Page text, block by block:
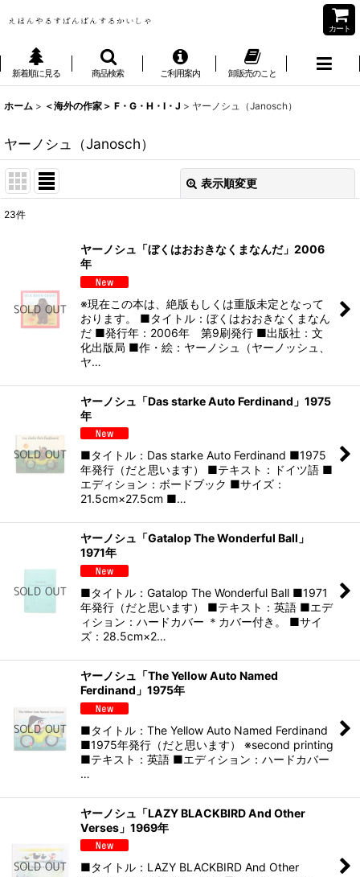
カート
新着順に見る 商品検索 ご利用案内 卸販売のこと
ホーム > ＜海外の作家＞ F・G・H・I・J > ヤーノシュ（Janosch）
ヤーノシュ（Janosch）
表示順変更
絞り込む
23件
ヤーノシュ「ぼくはおおきなくまなんだ」2006
年
※現在この本は、絶版もしくは重版未定となって
おります。 ■タイトル：ぼくはおおきなくまなん
だ ■発行年：2006年 第9刷発行 ■出版社：文
化出版局 ■作・絵：ヤーノシュ（ヤーノッシュ、
ヤ…
ヤーノシュ「Das starke Auto Ferdinand」1975
年
■タイトル：Das starke Auto Ferdinand ■1975
年発行（だと思います） ■テキスト：ドイツ語 ■
エディション：ボードブック ■サイズ：
21.5cm×27.5cm ■…
ヤーノシュ「Gatalop The Wonderful Ball」
1971年
■タイトル：Gatalop The Wonderful Ball ■1971
年発行（だと思います） ■テキスト：英語 ■エデ
ィション：ハードカバー ＊カバー付き。 ■サイ
ズ：28.5cm×2…
ヤーノシュ「The Yellow Auto Named
Ferdinand」1975年
■タイトル：The Yellow Auto Named Ferdinand
■1975年発行（だと思います） ※second printing
■テキスト：英語 ■エディション：ハードカバー
…
ヤーノシュ「LAZY BLACKBIRD And Other
Verses」1969年
■タイトル：LAZY BLACKBIRD And Other